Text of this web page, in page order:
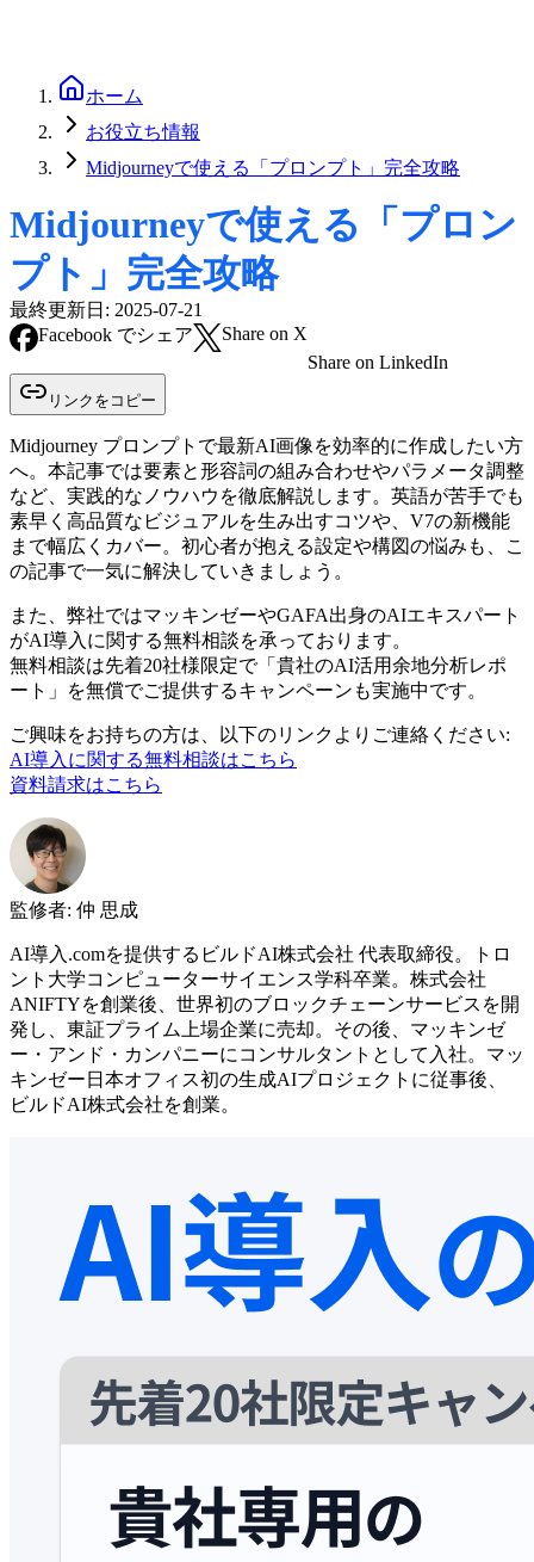
ホーム
お役立ち情報
Midjourneyで使える「プロンプト」完全攻略
Midjourneyで使える「プロン
プト」完全攻略
最終更新日: 2025-07-21
Facebook でシェア
Share on X
Share on LinkedIn
リンクをコピー
Midjourney プロンプトで最新AI画像を効率的に作成したい方
へ。本記事では要素と形容詞の組み合わせやパラメータ調整
など、実践的なノウハウを徹底解説します。英語が苦手でも
素早く高品質なビジュアルを生み出すコツや、V7の新機能
まで幅広くカバー。初心者が抱える設定や構図の悩みも、こ
の記事で一気に解決していきましょう。
また、弊社ではマッキンゼーやGAFA出身のAIエキスパート
がAI導入に関する無料相談を承っております。
無料相談は先着20社様限定で「貴社のAI活用余地分析レポ
ート」を無償でご提供するキャンペーンも実施中です。
ご興味をお持ちの方は、以下のリンクよりご連絡ください:
AI導入に関する無料相談はこちら
資料請求はこちら
監修者: 仲 思成
AI導入.comを提供するビルドAI株式会社 代表取締役。トロ
ント大学コンピューターサイエンス学科卒業。株式会社
ANIFTYを創業後、世界初のブロックチェーンサービスを開
発し、東証プライム上場企業に売却。その後、マッキンゼ
ー・アンド・カンパニーにコンサルタントとして入社。マッ
キンゼー日本オフィス初の生成AIプロジェクトに従事後、
ビルドAI株式会社を創業。